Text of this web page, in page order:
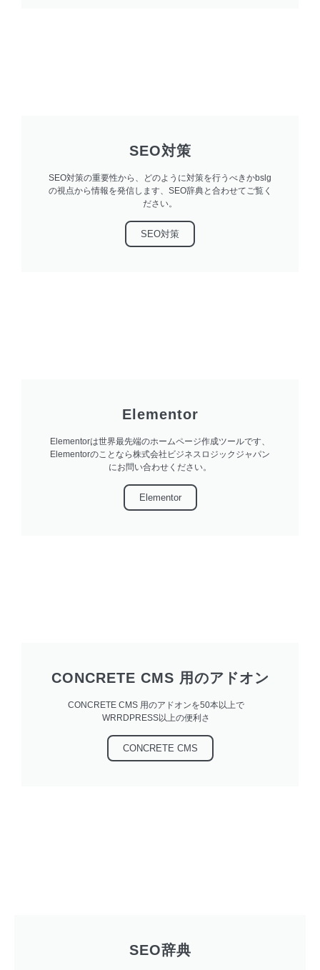
SEO対策
SEO対策の重要性から、どのように対策を行うべきかbslg
の視点から情報を発信します、SEO辞典と合わせてご覧く
ださい。
SEO対策
Elementor
Elementorは世界最先端のホームページ作成ツールです、
Elementorのことなら株式会社ビジネスロジックジャパン
にお問い合わせください。
Elementor
CONCRETE CMS 用のアドオン
CONCRETE CMS 用のアドオンを50本以上で
WRRDPRESS以上の便利さ
CONCRETE CMS
SEO辞典